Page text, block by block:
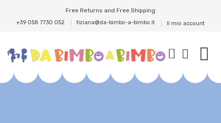
Free Returns and Free Shipping
+39 058 7730 052 tiziana@da-bimbo-a-bimbo.it Il mio account